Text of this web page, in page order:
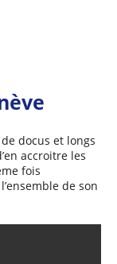
docus et longs
accroitre les
fois
de son